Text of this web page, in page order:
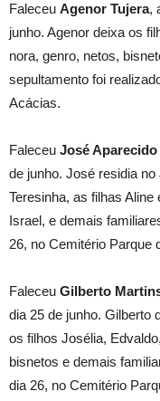
Faleceu Agenor Tujera,
junho. Agenor deixa os
nora, genro, netos,
sepultamento foi
Acácias.
Faleceu José
de junho. José residia
Teresinha, as filhas
Israel, e demais
26, no Cemitério Parque
Faleceu Gilberto
dia 25 de junho. Gilberto
os filhos Josélia,
bisnetos e demais
dia 26, no Cemitério